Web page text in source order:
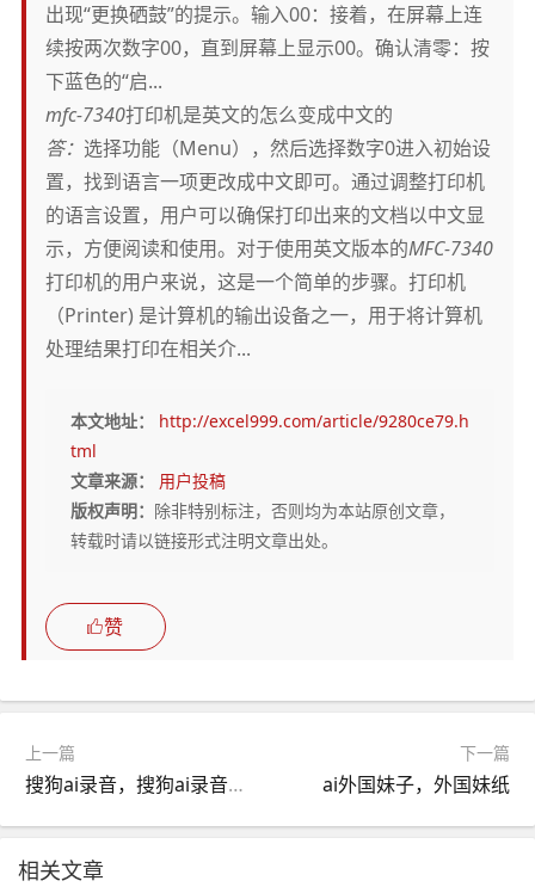
出现“更换硒鼓”的提示。输入00：接着，在屏幕上连
续按两次数字00，直到屏幕上显示00。确认清零：按
下蓝色的“启...
mfc-7340打印机是英文的怎么变成中文的
答： 选择功能（Menu），然后选择数字0进入初始设
置，找到语言一项更改成中文即可。通过调整打印机
的语言设置，用户可以确保打印出来的文档以中文显
示，方便阅读和使用。对于使用英文版本的MFC-7340
打印机的用户来说，这是一个简单的步骤。打印机
（Printer) 是计算机的输出设备之一，用于将计算机
处理结果打印在相关介...
本文地址：
http://excel999.com/article/9280ce79.h
tml
文章来源：
用户投稿
版权声明： 除非特别标注，否则均为本站原创文章，
转载时请以链接形式注明文章出处。
赞
上一篇
搜狗ai录音，搜狗ai录音笔c1app下载
下一篇
ai外国妹子，外国妹纸
相关文章